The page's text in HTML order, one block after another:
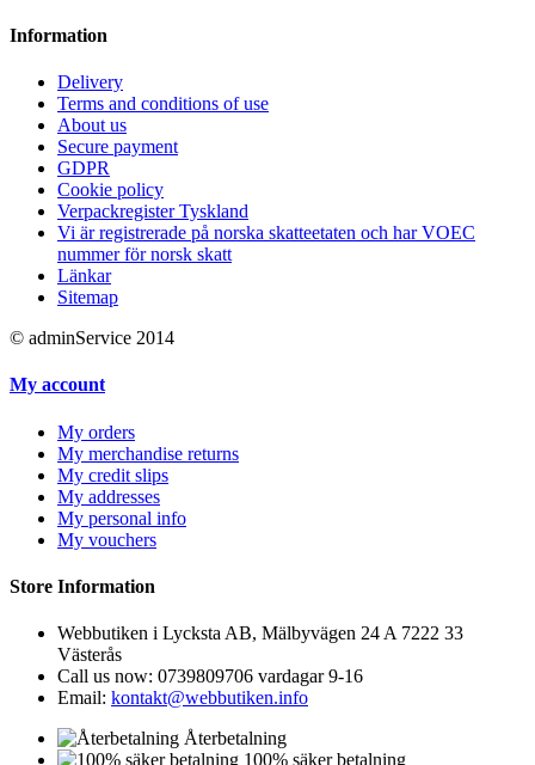
Information
Delivery
Terms and conditions of use
About us
Secure payment
GDPR
Cookie policy
Verpackregister Tyskland
Vi är registrerade på norska skatteetaten och har VOEC
nummer för norsk skatt
Länkar
Sitemap
© adminService 2014
My account
My orders
My merchandise returns
My credit slips
My addresses
My personal info
My vouchers
Store Information
Webbutiken i Lycksta AB, Mälbyvägen 24 A 7222 33
Västerås
Call us now: 0739809706 vardagar 9-16
Email: kontakt@webbutiken.info
Återbetalning
100% säker betalning